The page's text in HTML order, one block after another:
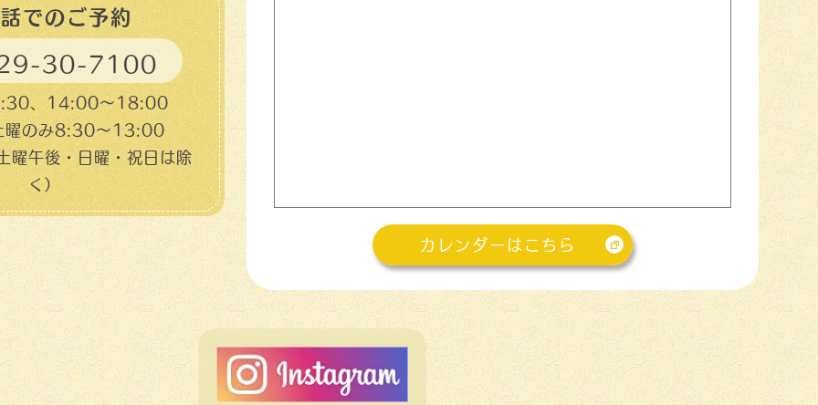
カレンダーはこちら
でのご予約
30-7100
、14:00～18:00
曜のみ8:30〜13:00
曜午後・日曜・祝日は除
く）